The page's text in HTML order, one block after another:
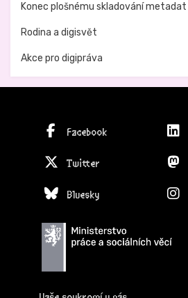
Konec plošnému skladování metadat
Rodina a digisvět
Akce pro digipráva
Facebook
Twitter
Bluesky